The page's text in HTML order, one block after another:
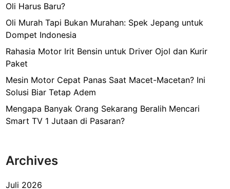
Oli Harus Baru?
Oli Murah Tapi Bukan Murahan: Spek Jepang untuk
Dompet Indonesia
Rahasia Motor Irit Bensin untuk Driver Ojol dan Kurir
Paket
Mesin Motor Cepat Panas Saat Macet-Macetan? Ini
Solusi Biar Tetap Adem
Mengapa Banyak Orang Sekarang Beralih Mencari
Smart TV 1 Jutaan di Pasaran?
Archives
Juli 2026